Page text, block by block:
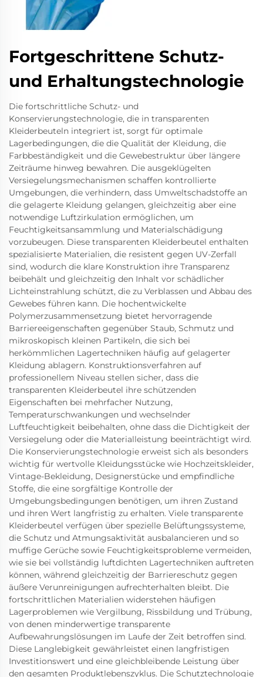
Fortgeschrittene Schutz-
und Erhaltungstechnologie
Die fortschrittliche Schutz- und
Konservierungstechnologie, die in transparenten
Kleiderbeuteln integriert ist, sorgt für optimale
Lagerbedingungen, die die Qualität der Kleidung, die
Farbbeständigkeit und die Gewebestruktur über längere
Zeiträume hinweg bewahren. Die ausgeklügelten
Versiegelungsmechanismen schaffen kontrollierte
Umgebungen, die verhindern, dass Umweltschadstoffe an
die gelagerte Kleidung gelangen, gleichzeitig aber eine
notwendige Luftzirkulation ermöglichen, um
Feuchtigkeitsansammlung und Materialschädigung
vorzubeugen. Diese transparenten Kleiderbeutel enthalten
spezialisierte Materialien, die resistent gegen UV-Zerfall
sind, wodurch die klare Konstruktion ihre Transparenz
beibehält und gleichzeitig den Inhalt vor schädlicher
Lichteinstrahlung schützt, die zu Verblassen und Abbau des
Gewebes führen kann. Die hochentwickelte
Polymerzusammensetzung bietet hervorragende
Barriereeigenschaften gegenüber Staub, Schmutz und
mikroskopisch kleinen Partikeln, die sich bei
herkömmlichen Lagertechniken häufig auf gelagerter
Kleidung ablagern. Konstruktionsverfahren auf
professionellem Niveau stellen sicher, dass die
transparenten Kleiderbeutel ihre schützenden
Eigenschaften bei mehrfacher Nutzung,
Temperaturschwankungen und wechselnder
Luftfeuchtigkeit beibehalten, ohne dass die Dichtigkeit der
Versiegelung oder die Materialleistung beeinträchtigt wird.
Die Konservierungstechnologie erweist sich als besonders
wichtig für wertvolle Kleidungsstücke wie Hochzeitskleider,
Vintage-Bekleidung, Designerstücke und empfindliche
Stoffe, die eine sorgfältige Kontrolle der
Umgebungsbedingungen benötigen, um ihren Zustand
und ihren Wert langfristig zu erhalten. Viele transparente
Kleiderbeutel verfügen über spezielle Belüftungssysteme,
die Schutz und Atmungsaktivität ausbalancieren und so
muffige Gerüche sowie Feuchtigkeitsprobleme vermeiden,
wie sie bei vollständig luftdichten Lagertechniken auftreten
können, während gleichzeitig der Barriereschutz gegen
äußere Verunreinigungen aufrechterhalten bleibt. Die
fortschrittlichen Materialien widerstehen häufigen
Lagerproblemen wie Vergilbung, Rissbildung und Trübung,
von denen minderwertige transparente
Aufbewahrungslösungen im Laufe der Zeit betroffen sind.
Diese Langlebigkeit gewährleistet einen langfristigen
Investitionswert und eine gleichbleibende Leistung über
den gesamten Produktlebenszyklus. Die Schutztechnologie